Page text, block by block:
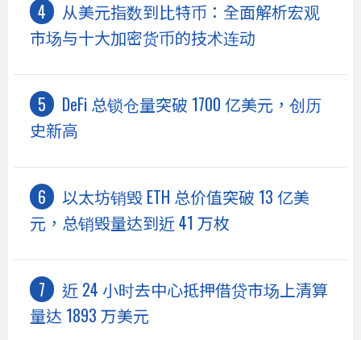
从美元指数到比特币：全面解析宏观
市场与十大加密货币的技术连动
DeFi 总锁仓量突破 1700 亿美元，创历
史新高
以太坊销毁 ETH 总价值突破 13 亿美
元，总销毁量达到近 41 万枚
近 24 小时去中心抵押借贷市场上清算
量达 1893 万美元